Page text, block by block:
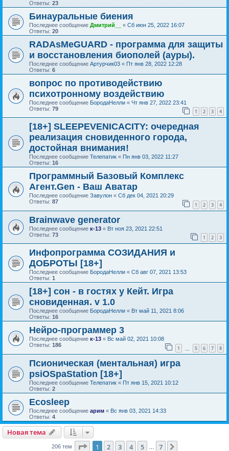
Ответы: 23
Бинауральные биения
Последнее сообщение Дмитрий__ « Сб июн 25, 2022 16:07
Ответы: 20
RADAsMeGUARD - программа для защиты
и восстановления биополей (ауры).
Последнее сообщение Артурчик03 « Пт янв 28, 2022 12:28
Ответы: 6
вопрос по противодействию
психотронному воздействию
Последнее сообщение БородаНелли « Чт янв 27, 2022 23:41
Ответы: 79 1 2 3 4
[18+] SLEEPEVENICACITY: очередная
реализация сновиденного города,
достойная внимания!
Последнее сообщение Телепатик « Пн янв 03, 2022 11:27
Ответы: 16
Программный Базовый Комплекс
Агент.Gen - Ваш Аватар
Последнее сообщение Завулон « Сб дек 04, 2021 20:29
Ответы: 87 1 2 3 4
Brainwave generator
Последнее сообщение к-13 « Вт ноя 23, 2021 22:51
Ответы: 73 1 2 3
Инфопрограмма СОЗИДАНИЯ и
ДОБРОТЫ [18+]
Последнее сообщение БородаНелли « Сб авг 07, 2021 13:53
Ответы: 1
[18+] сон - в гостях у Кейт. Игра
сновиденная. v 1.0
Последнее сообщение БородаНелли « Вт май 11, 2021 8:06
Ответы: 16
Нейро-программер 3
Последнее сообщение к-13 « Вс май 02, 2021 10:08
Ответы: 186 1 5 6 7 8
Псионическая (ментальная) игра
psiOSpaStation [18+]
Последнее сообщение Телепатик « Пт янв 15, 2021 10:12
Ответы: 2
Ecosleep
Последнее сообщение арим « Вс янв 03, 2021 14:33
Ответы: 4
Новая тема
206 тем Страница из
1 2 3 4 5 7